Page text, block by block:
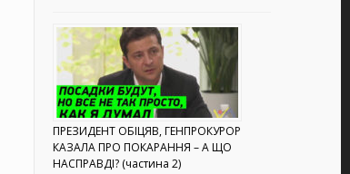
ПРЕЗИДЕНТ ОБІЦЯВ, ГЕНПРОКУРОР
КАЗАЛА ПРО ПОКАРАННЯ – А ЩО
НАСПРАВДІ? (частина 2)